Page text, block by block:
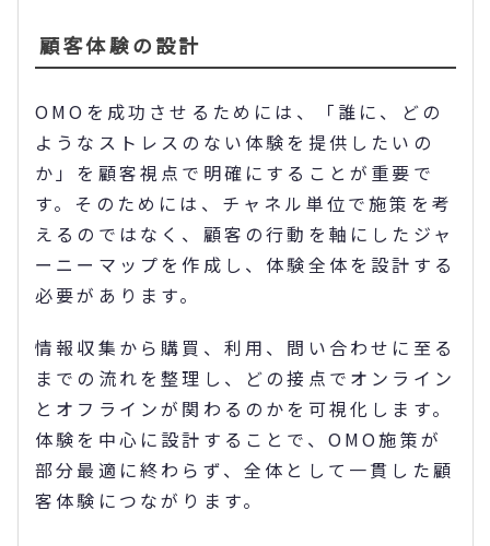
顧客体験の設計
OMOを成功させるためには、「誰に、どの
ようなストレスのない体験を提供したいの
か」を顧客視点で明確にすることが重要で
す。そのためには、チャネル単位で施策を考
えるのではなく、顧客の行動を軸にしたジャ
ーニーマップを作成し、体験全体を設計する
必要があります。
情報収集から購買、利用、問い合わせに至る
までの流れを整理し、どの接点でオンライン
とオフラインが関わるのかを可視化します。
体験を中心に設計することで、OMO施策が
部分最適に終わらず、全体として一貫した顧
客体験につながります。